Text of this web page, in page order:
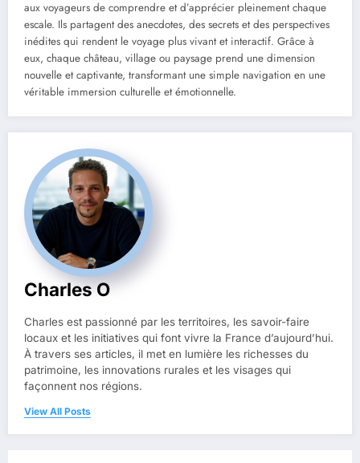
aux voyageurs de comprendre et d’apprécier pleinement chaque
escale. Ils partagent des anecdotes, des secrets et des perspectives
inédites qui rendent le voyage plus vivant et interactif. Grâce à
eux, chaque château, village ou paysage prend une dimension
nouvelle et captivante, transformant une simple navigation en une
véritable immersion culturelle et émotionnelle.
Charles O
Charles est passionné par les territoires, les savoir-faire
locaux et les initiatives qui font vivre la France d’aujourd’hui.
À travers ses articles, il met en lumière les richesses du
patrimoine, les innovations rurales et les visages qui
façonnent nos régions.
View All Posts